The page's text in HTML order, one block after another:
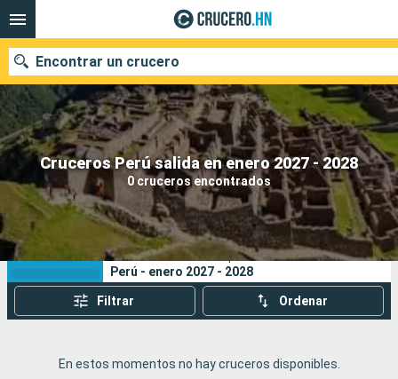
Cruceros Perú salida en enero 2027 - 2028
0 cruceros encontrados
Encontrar un crucero
Nuestros destinos
Fecha de salida
Puertos Compañías
Buscar
Sus criterios de búsqueda:
Perú - enero 2027 - 2028
Filtrar Ordenar
En estos momentos no hay cruceros disponibles.